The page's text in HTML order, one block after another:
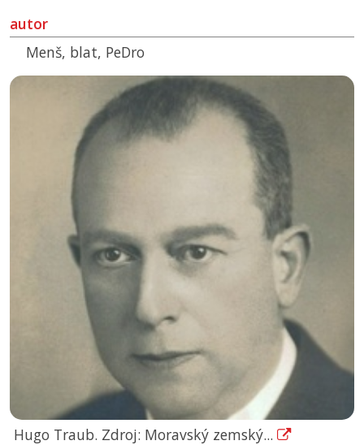
autor
Menš, blat, PeDro
Hugo Traub. Zdroj: Moravský zemský...